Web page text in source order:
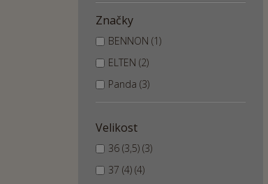
Značky
BENNON (1)
ELTEN (2)
Panda (3)
Velikost
36 (3,5) (3)
37 (4) (4)